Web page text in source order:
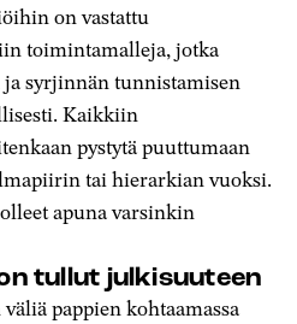
on vastattu
toimintamalleja, jotka
syrjinnän tunnistamisen
Kaikkiin
pystytä puuttumaan
tai hierarkian vuoksi.
apuna varsinkin
tullut julkisuuteen
pappien kohtaamassa